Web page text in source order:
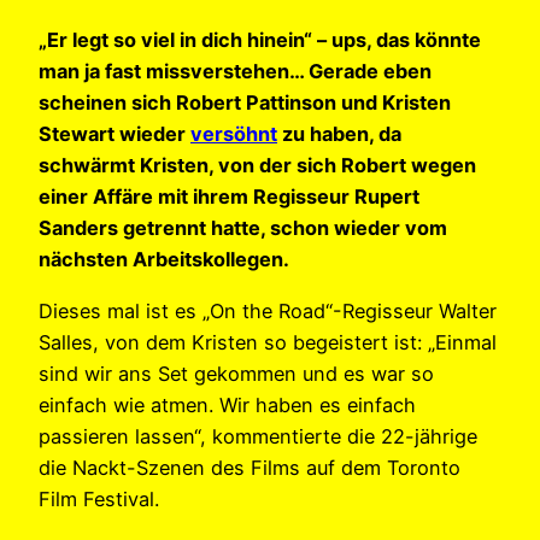
„Er legt so viel in dich hinein“ – ups, das könnte
man ja fast missverstehen… Gerade eben
scheinen sich Robert Pattinson und Kristen
Stewart wieder versöhnt zu haben, da
schwärmt Kristen, von der sich Robert wegen
einer Affäre mit ihrem Regisseur Rupert
Sanders getrennt hatte, schon wieder vom
nächsten Arbeitskollegen.
Dieses mal ist es „On the Road“-Regisseur Walter
Salles, von dem Kristen so begeistert ist: „Einmal
sind wir ans Set gekommen und es war so
einfach wie atmen. Wir haben es einfach
passieren lassen“, kommentierte die 22-jährige
die Nackt-Szenen des Films auf dem Toronto
Film Festival.